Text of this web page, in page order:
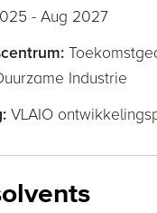
- Aug 2027
Industrie
VLAIO